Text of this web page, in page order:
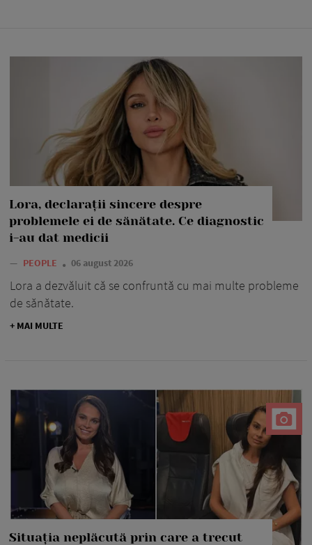
Lora, declarații sincere despre
problemele ei de sănătate. Ce diagnostic
i-au dat medicii
— PEOPLE 06 august 2026
Lora a dezvăluit că se confruntă cu mai multe probleme
de sănătate.
+ MAI MULTE
Situația neplăcută prin care a trecut